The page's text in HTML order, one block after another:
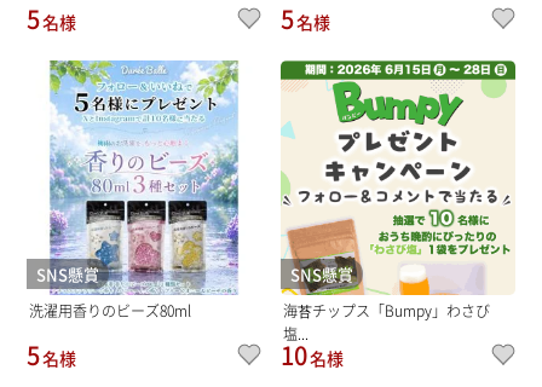
5名様 5名様
SNS懸賞
洗濯用香りのビーズ80ml
5名様
SNS懸賞
海苔チップス「Bumpy」わさび
塩...
10名様